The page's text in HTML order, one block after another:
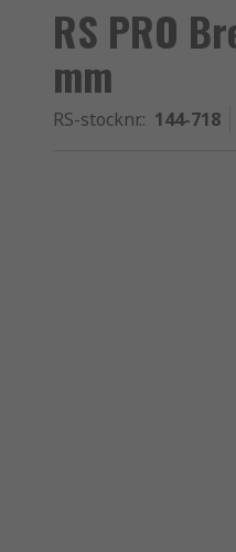
RS PRO
mm
RS-stocknr.: 144-718